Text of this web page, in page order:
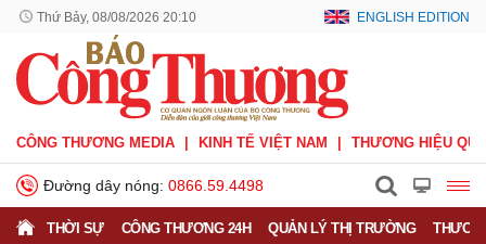
Thứ Bảy, 08/08/2026 20:10 ENGLISH EDITION
CÔNG THƯƠNG MEDIA KINH TẾ VIỆT NAM THƯƠNG HIỆU
Đường dây nóng: 0866.59.4498
THỜI SỰ CÔNG THƯƠNG 24H QUẢN LÝ THỊ TRƯỜNG